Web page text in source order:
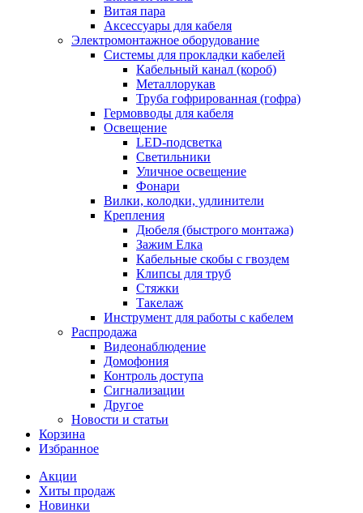
Витая пара
Аксессуары для кабеля
Электромонтажное оборудование
Системы для прокладки кабелей
Кабельный канал (короб)
Металлорукав
Труба гофрированная (гофра)
Гермовводы для кабеля
Освещение
LED-подсветка
Светильники
Уличное освещение
Фонари
Вилки, колодки, удлинители
Крепления
Дюбеля (быстрого монтажа)
Зажим Елка
Кабельные скобы с гвоздем
Клипсы для труб
Стяжки
Такелаж
Инструмент для работы с кабелем
Распродажа
Видеонаблюдение
Домофония
Контроль доступа
Сигнализации
Другое
Новости и статьи
Корзина
Избранное
Акции
Хиты продаж
Новинки